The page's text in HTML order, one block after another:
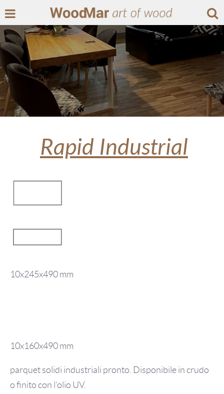
Rapid Industrial
10x245x490 mm
10x160x490 mm
parquet solidi industriali pronto. Disponibile in crudo
o finito con l’olio UV.